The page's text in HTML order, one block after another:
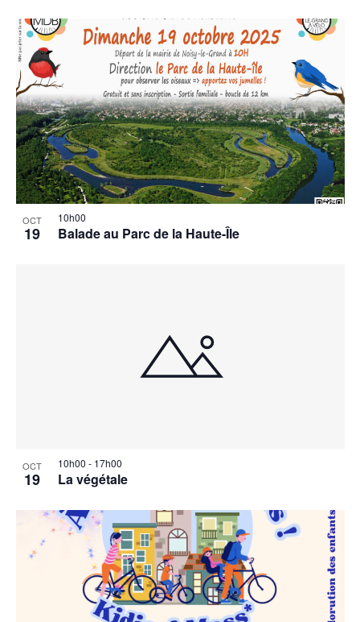
OCT
19 Balade au Parc de la Haute-Île
10h00
OCT
19 La végétale
10h00 - 17h00